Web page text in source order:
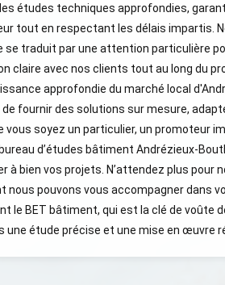
études techniques approfondies,
tout en respectant les délais impartis.
se traduit par une attention particulière
claire avec nos clients tout au long du
approfondie du marché local
fournir des solutions sur mesure,
vous soyez un particulier, un promoteur
d’études bâtiment Andrézieux-
à bien vos projets. N’attendez plus pour
pouvons vous accompagner dans
le BET bâtiment, qui est la clé de voûte
étude précise et une mise en œuvre